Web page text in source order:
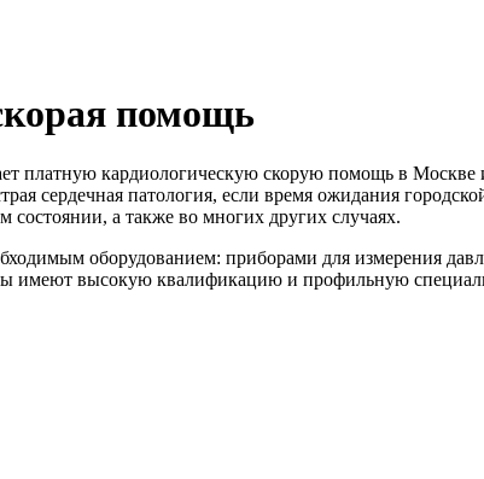
помощь
платную кардиологическую скорую помощь в Москве
сердечная патология, если время ожидания
состоянии, а также во многих других случаях.
оборудованием: приборами для измерения
имеют высокую квалификацию и профильную